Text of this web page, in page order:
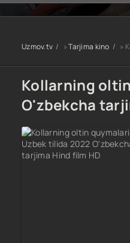
filmi
O'zbekcha
kino
ix skachat
Bayroqsiz
snayper
Uzbek tilida
O'zbekcha
2026
Full HD tas-
ix skachat
Uzmov.tv »Tarjima kino »
Kollarning
O'zbekcha